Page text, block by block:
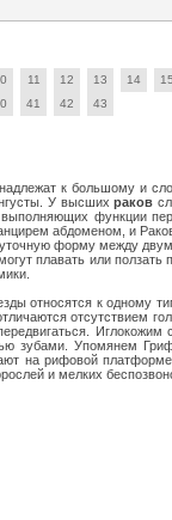
11 12 13 14 15
41 42 43
к большому и
У высшихраков
функции
абдоменом, и
форму между
плавать или
относятся к одному
отсутствием
зубами. Упомянем
на рифовой
и мелких